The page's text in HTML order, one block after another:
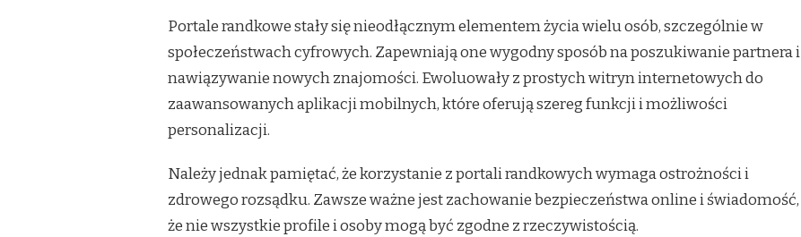
Portale randkowe stały się nieodłącznym elementem życia wielu osób, szczególnie w
społeczeństwach cyfrowych. Zapewniają one wygodny sposób na poszukiwanie partnera i
nawiązywanie nowych znajomości. Ewoluowały z prostych witryn internetowych do
zaawansowanych aplikacji mobilnych, które oferują szereg funkcji i możliwości
personalizacji.
Należy jednak pamiętać, że korzystanie z portali randkowych wymaga ostrożności i
zdrowego rozsądku. Zawsze ważne jest zachowanie bezpieczeństwa online i świadomość,
że nie wszystkie profile i osoby mogą być zgodne z rzeczywistością.